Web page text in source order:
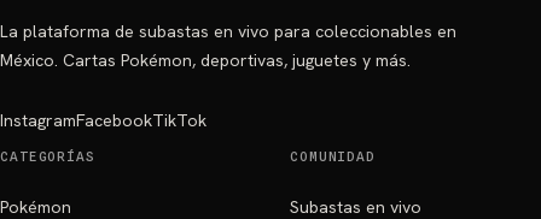
La plataforma de subastas en vivo para coleccionables en
México. Cartas Pokémon, deportivas, juguetes y más.
InstagramFacebookTikTok
CATEGORÍAS
Pokémon
COMUNIDAD
Subastas en vivo